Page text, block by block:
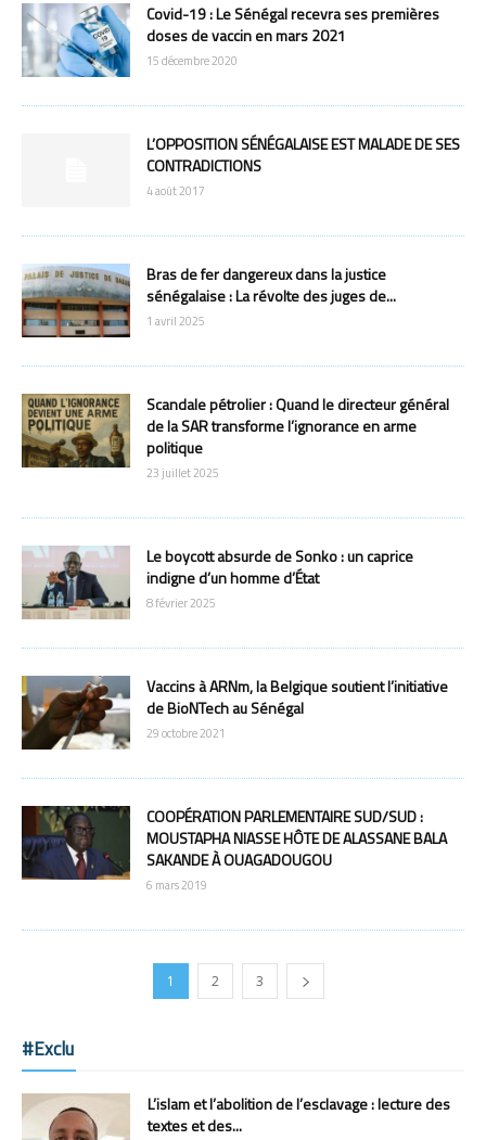
Covid-19 : Le Sénégal recevra ses premières
doses de vaccin en mars 2021
15 décembre 2020
L’OPPOSITION SÉNÉGALAISE EST MALADE DE SES
CONTRADICTIONS
4 août 2017
Bras de fer dangereux dans la justice
sénégalaise : La révolte des juges de...
1 avril 2025
Scandale pétrolier : Quand le directeur général
de la SAR transforme l’ignorance en arme
politique
23 juillet 2025
Le boycott absurde de Sonko : un caprice
indigne d’un homme d’État
8 février 2025
Vaccins à ARNm, la Belgique soutient l’initiative
de BioNTech au Sénégal
29 octobre 2021
COOPÉRATION PARLEMENTAIRE SUD/SUD :
MOUSTAPHA NIASSE HÔTE DE ALASSANE BALA
SAKANDE À OUAGADOUGOU
6 mars 2019
1 2 3
#Exclu
L’islam et l’abolition de l’esclavage : lecture des
textes et des...